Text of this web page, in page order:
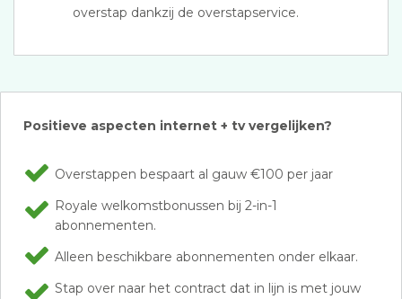
overstap dankzij de overstapservice.
Positieve aspecten internet + tv vergelijken?
Overstappen bespaart al gauw €100 per jaar
Royale welkomstbonussen bij 2-in-1
abonnementen.
Alleen beschikbare abonnementen onder elkaar.
Stap over naar het contract dat in lijn is met jouw